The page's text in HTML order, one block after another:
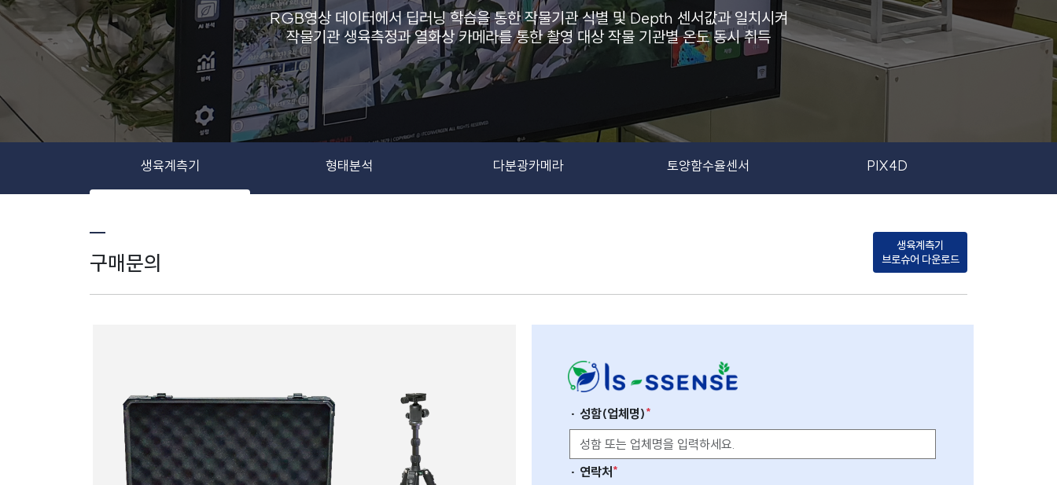
RGB영상 데이터에서 딥러닝 학습을 통한 작물기관 식별 및 Depth 센서값과 일치시켜
작물기관 생육측정과 열화상 카메라를 통한 촬영 대상 작물 기관별 온도 동시 취득
생육계측기 형태분석 다분광카메라 토양함수율센서 PIX4D
구매문의
생육계측기
브로슈어 다운로드
· 성함(업체명) *
· 연락처 *